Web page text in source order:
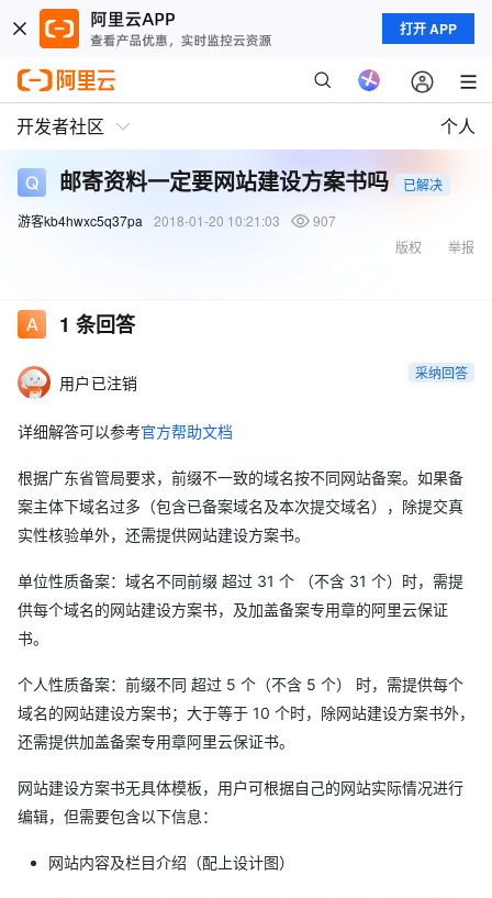
打开 APP
开发者社区 个人
邮寄资料一定要网站建设方案书吗
已解决
游客kb4hwxc5q37pa
2018-01-20 10:21:03
907
举报
版权
1 条回答
用户已注销 采纳回答
详细解答可以参考官方帮助文档
根据广东省管局要求，前缀不一致的域名按不同网站备案。如果备
案主体下域名过多（包含已备案域名及本次提交域名），除提交真
实性核验单外，还需提供网站建设方案书。
单位性质备案：域名不同前缀 超过 31 个 （不含 31 个）时，需提
供每个域名的网站建设方案书，及加盖备案专用章的阿里云保证
书。
个人性质备案：前缀不同 超过 5 个（不含 5 个） 时，需提供每个
域名的网站建设方案书；大于等于 10 个时，除网站建设方案书外，
还需提供加盖备案专用章阿里云保证书。
网站建设方案书无具体模板，用户可根据自己的网站实际情况进行
编辑，但需要包含以下信息：
网站内容及栏目介绍（配上设计图）